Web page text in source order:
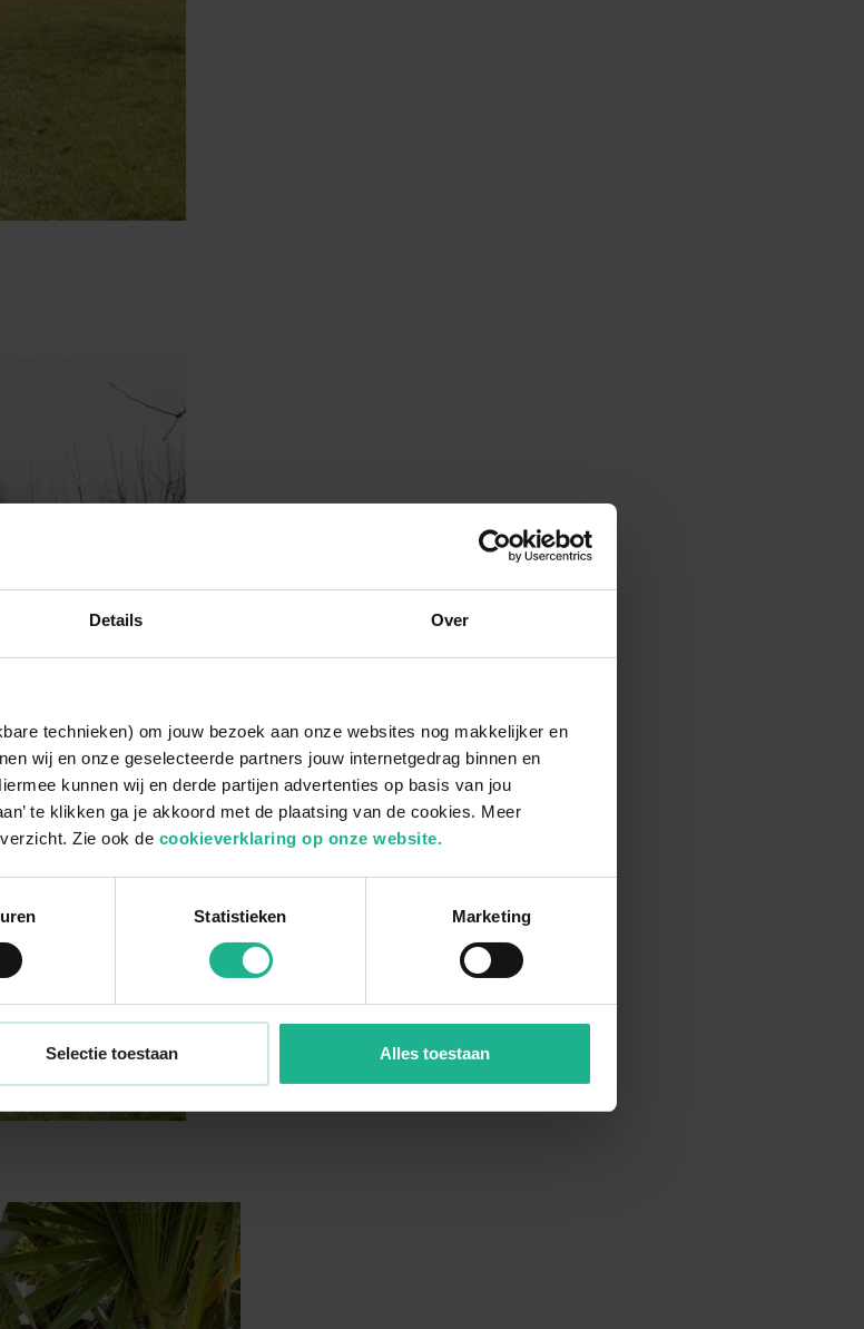
Details Over
technieken) om jouw bezoek aan onze websites nog makkelijker en
wij en onze geselecteerde partners jouw internetgedrag binnen en
kunnen wij en derde partijen advertenties op basis van jou
te klikken ga je akkoord met de plaatsing van de cookies. Meer
Zie ook de cookieverklaring op onze website.
Statistieken Marketing
Selectie toestaan Alles toestaan